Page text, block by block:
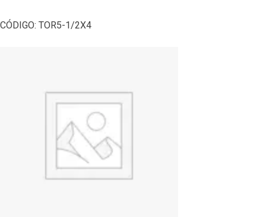
CÓDIGO: TOR5-1/2X4